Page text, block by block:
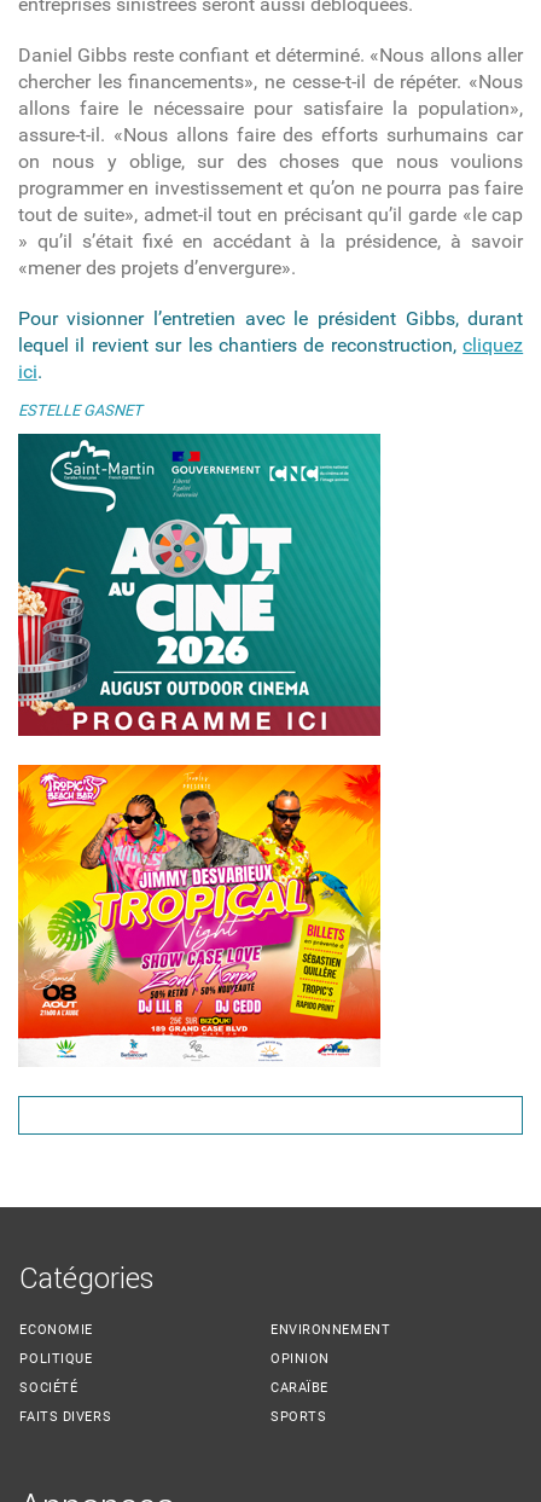
Daniel Gibbs reste confiant et déterminé. «Nous allons aller
chercher les financements», ne cesse-t-il de répéter. «Nous
allons faire le nécessaire pour satisfaire la population»,
assure-t-il. «Nous allons faire des efforts surhumains car
on nous y oblige, sur des choses que nous voulions
programmer en investissement et qu’on ne pourra pas faire
tout de suite», admet-il tout en précisant qu’il garde «le cap
» qu’il s’était fixé en accédant à la présidence, à savoir
«mener des projets d’envergure».
Pour visionner l’entretien avec le président Gibbs, durant
lequel il revient sur les chantiers de reconstruction,cliquez
ici.
ESTELLE GASNET
Catégories
ECONOMIE
POLITIQUE
SOCIÉTÉ
FAITS DIVERS
ENVIRONNEMENT
OPINION
CARAÏBE
SPORTS